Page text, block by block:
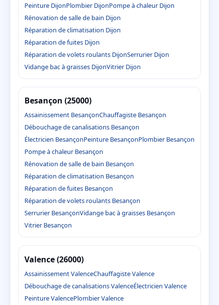
Peinture DijonPlombier DijonPompe à chaleur Dijon
Rénovation de salle de bain Dijon
Réparation de climatisation Dijon
Réparation de fuites Dijon
Réparation de volets roulants DijonSerrurier Dijon
Vidange bac à graisses DijonVitrier Dijon
Besançon (25000)
Assainissement BesançonChauffagiste Besançon
Débouchage de canalisations Besançon
Électricien BesançonPeinture BesançonPlombier Besançon
Pompe à chaleur Besançon
Rénovation de salle de bain Besançon
Réparation de climatisation Besançon
Réparation de fuites Besançon
Réparation de volets roulants Besançon
Serrurier BesançonVidange bac à graisses Besançon
Vitrier Besançon
Valence (26000)
Assainissement ValenceChauffagiste Valence
Débouchage de canalisations ValenceÉlectricien Valence
Peinture ValencePlombier Valence